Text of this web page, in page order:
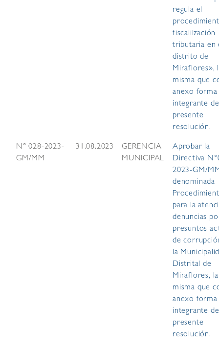
regula el
fiscalilzación
tributaria en
distrito de
Miraflores»,
misma que
anexo
integrante
presente
resolución.
N° 028-2023-
GM/MM
31.08.2023
GERENCIA
MUNICIPAL
Aprobar la
Directiva
2023-GM/
denominada
para la
denuncias
presuntos
de
la
Distrital de
Miraflores, la
misma que
anexo
integrante
presente
resolución.